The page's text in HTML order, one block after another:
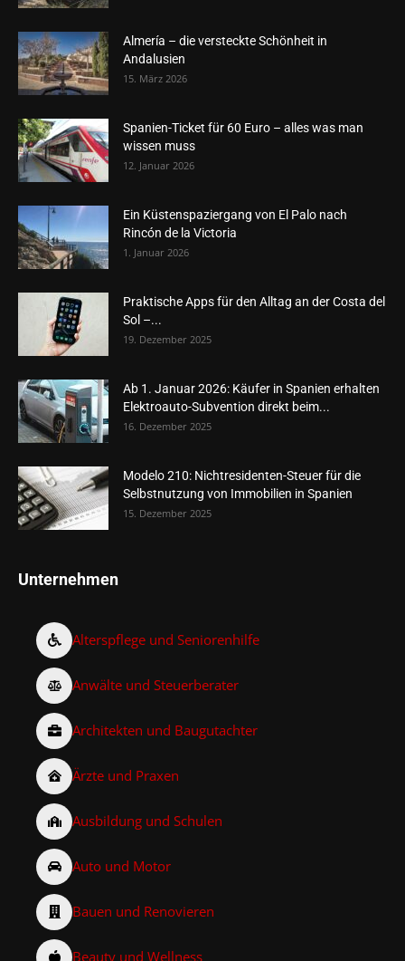
Almería – die versteckte Schönheit in
Andalusien
15. März 2026
Spanien-Ticket für 60 Euro – alles was man
wissen muss
12. Januar 2026
Ein Küstenspaziergang von El Palo nach
Rincón de la Victoria
1. Januar 2026
Praktische Apps für den Alltag an der Costa del
Sol –...
19. Dezember 2025
Ab 1. Januar 2026: Käufer in Spanien erhalten
Elektroauto-Subvention direkt beim...
16. Dezember 2025
Modelo 210: Nichtresidenten-Steuer für die
Selbstnutzung von Immobilien in Spanien
15. Dezember 2025
Unternehmen
Alterspflege und Seniorenhilfe
Anwälte und Steuerberater
Architekten und Baugutachter
Ärzte und Praxen
Ausbildung und Schulen
Auto und Motor
Bauen und Renovieren
Beauty und Wellness